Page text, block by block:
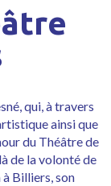
qui, à travers
ainsi que
du Théâtre de
de la volonté de
Billiers, son